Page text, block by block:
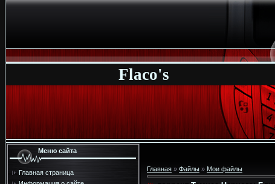
Flaco's
Меню сайта
Главная страница
Главная » Файлы » Мои файлы